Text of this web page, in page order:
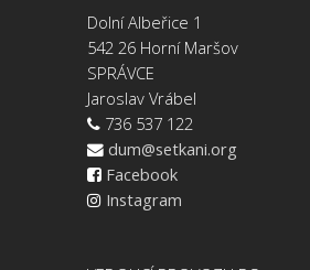
Dolní Albeřice 1
542 26 Horní Maršov
SPRÁVCE
Jaroslav Vrábel
736 537 122
dum@setkani.org
Facebook
Instagram